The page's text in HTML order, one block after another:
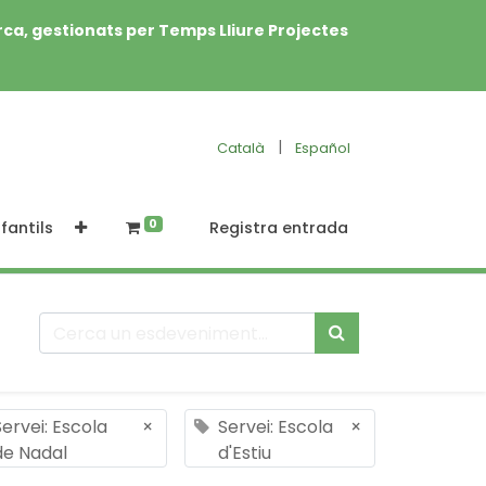
gestionats per Temps Lliure Projectes
Català | Español
0 Registra entrada
Escola
Nadal
×
Servei: Escola
d'Estiu
×